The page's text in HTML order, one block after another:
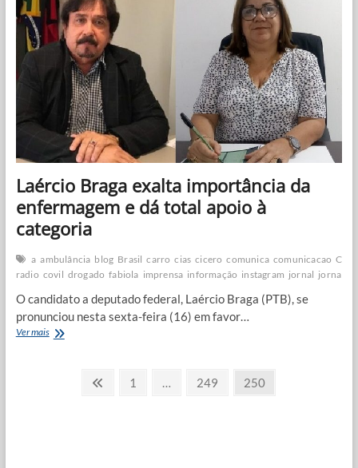
no
Sindojus-
PB
única
legítima
representação
Laércio Braga exalta importância da
enfermagem e dá total apoio à
categoria
a ambulância blog Brasil carro cias cicero comunica comunicacao
radio covil drogado fabiola imprensa informação instagram jornal
O candidato a deputado federal, Laércio Braga (PTB), se
pronunciou nesta sexta-feira (16) em favor…
Ver maisLaércio
Paginação Previous
Page
1 … Page
249 Page
250